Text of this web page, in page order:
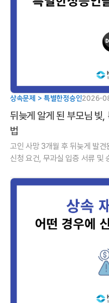
상속문제 > 특별한정승인2026-
뒤늦게 알게 된 부모님 빚
법
고인 사망 3개월 후 뒤늦게 발견
신청 요건, 무과실 입증 서류 및